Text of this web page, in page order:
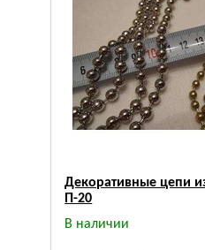
Декоративные цепи
П-20
В наличии